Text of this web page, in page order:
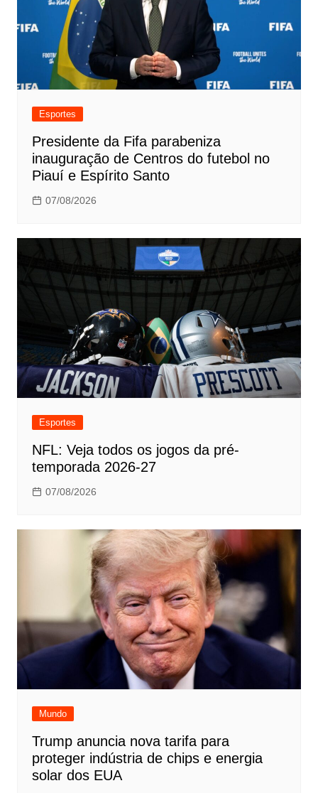
Esportes
Presidente da Fifa parabeniza
inauguração de Centros do futebol no
Piauí e Espírito Santo
07/08/2026
Esportes
NFL: Veja todos os jogos da pré-
temporada 2026-27
07/08/2026
Mundo
Trump anuncia nova tarifa para
proteger indústria de chips e energia
solar dos EUA